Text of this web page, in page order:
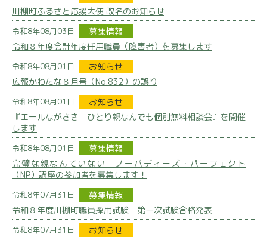
川棚町ふるさと応援大使 改名のお知らせ
令和8年08月03日
募集情報
令和８年度会計年度任用職員（障害者）を募集します
令和8年08月01日
お知らせ
広報かわたな８月号（No.832）の誤り
令和8年08月01日
お知らせ
『エールながさき ひとり親なんでも個別無料相談会』を開催
します
令和8年08月01日
募集情報
完璧な親なんていない ノーバディーズ・パーフェクト
（NP）講座の参加者を募集します！
令和8年07月31日
募集情報
令和８年度川棚町職員採用試験 第一次試験合格発表
令和8年07月31日
お知らせ